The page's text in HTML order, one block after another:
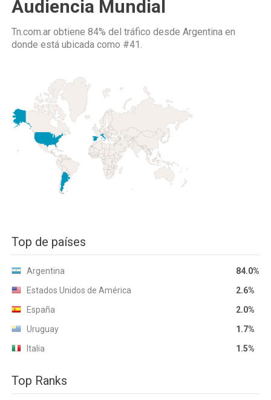
Audiencia Mundial
Tn.com.ar obtiene 84% del tráfico desde Argentina en
donde está ubicada como #41.
Top de países
Argentina
84.0%
Estados Unidos de América
2.6%
España
2.0%
Uruguay
1.7%
Italia
1.5%
Top Ranks